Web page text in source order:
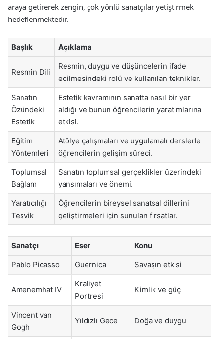
araya getirerek zengin, çok yönlü sanatçılar yetiştirmek
hedeflenmektedir.
Başlık Açıklama
Resmin Dili
Resmin, duygu ve düşüncelerin ifade
edilmesindeki rolü ve kullanılan teknikler.
Sanatın
Özündeki
Estetik
Estetik kavramının sanatta nasıl bir yer
aldığı ve bunun öğrencilerin yaratımlarına
etkisi.
Eğitim
Yöntemleri
Atölye çalışmaları ve uygulamalı derslerle
öğrencilerin gelişim süreci.
Toplumsal
Bağlam
Sanatın toplumsal gerçeklikler üzerindeki
yansımaları ve önemi.
Yaratıcılığı
Teşvik
Öğrencilerin bireysel sanatsal dillerini
geliştirmeleri için sunulan fırsatlar.
Sanatçı Eser Konu
Pablo Picasso Guernica Savaşın etkisi
Amenemhat IV
Kraliyet
Portresi
Kimlik ve güç
Vincent van
Gogh
Yıldızlı Gece Doğa ve duygu